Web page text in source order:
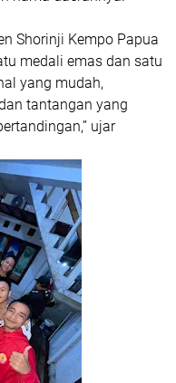
Shorinji Kempo Papua
medali emas dan satu
yang mudah,
tantangan yang
ujar